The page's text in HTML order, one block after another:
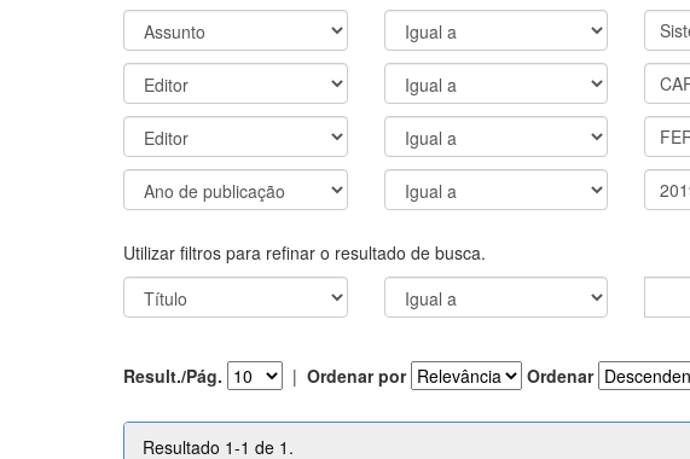
Utilizar filtros para refinar o resultado de busca.
Result./Pág. | Ordenar por Ordenar
Resultado 1-1 de 1.